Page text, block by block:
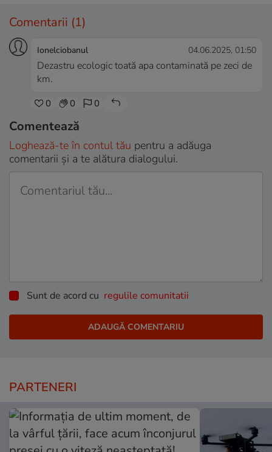
Comentarii (1)
Ionelciobanul 04.06.2025, 01:50
Dezastru ecologic toată apa contaminată pe zeci de
km.
0 0 0
Comentează
Loghează-te în contul tău pentru a adăuga
comentarii și a te alătura dialogului.
Sunt de acord cu regulile comunitatii
PARTENERI